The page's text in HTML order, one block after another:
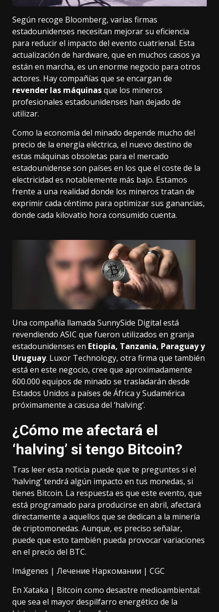
Según recoge Bloomberg, varias firmas
estadounidenses necesitan mejorar su eficiencia
para reducir el impacto del evento cuatrienal. Esta
actualización de hardware, que en muchos casos ya
están en marcha, es un enorme negocio para otros
actores. Hay compañías que se encargan de
revender las máquinasque los mineros
profesionales estadounidenses han dejado de
utilizar.
Como la economía del minado depende mucho del
precio de la energía eléctrica, el nuevo destino de
estas máquinas obsoletas para el mercado
estadounidense son países en los que el coste de la
electricidad es notablemente más bajo. Estamos
frente a una realidad donde los mineros tratan de
exprimir cada céntimo para optimizar sus ganancias,
donde cada kilovatio hora consumido cuenta.
Una compañía llamada SunnySide Digital está
revendiendo ASIC que fueron utilizados en granja
estadounidenses en Etiopía, Tanzania, Paraguay y
Uruguay. Luxor Technology, otra firma que también
está en este negocio, cree que aproximadamente
600.000 equipos de minado se trasladarán desde
Estados Unidos a países de África y Sudamérica
próximamente a casusa del ‘halving’.
¿Cómo me afectará el
‘halving’ si tengo Bitcoin?
Tras leer esta noticia puede que te preguntes si el
‘halving’ tendrá algún impacto en tus monedas, si
tienes Bitcoin. La respuesta es que este evento, que
está programado para producirse en abril, afectará
directamente a aquellos que se dedican a la minería
de criptomonedas. Aunque, es preciso señalar,
puede que esto también pueda provocar variaciones
en el precio del BTC.
Imágenes | Лечение Наркомании | CGC
En Xataka | Bitcoin como desastre medioambiental:
que sea el mayor despilfarro energético de la